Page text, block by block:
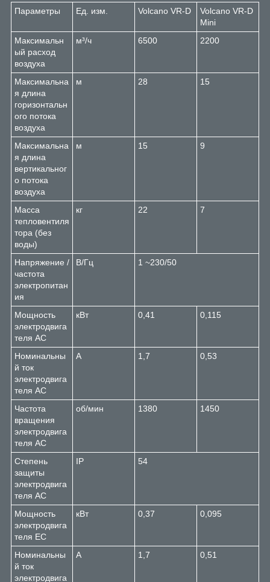
Параметры Ед. изм. Volcano VR-D
Volcano VR-D
Mini
Максимальн
ый расход
воздуха
м³/ч 6500 2200
Максимальна
я длина
горизонтальн
ого потока
воздуха
м 28 15
Максимальна
я длина
вертикальног
о потока
воздуха
м 15 9
Масса
тепловентиля
тора (без
воды)
кг 22 7
Напряжение /
частота
электропитан
ия
В/Гц 1 ~230/50
Мощность
электродвига
теля AC
кВт 0,41 0,115
Номинальны
й ток
электродвига
теля AC
A 1,7 0,53
Частота
вращения
электродвига
теля AC
об/мин 1380 1450
Степень
защиты
электродвига
теля AC
IP 54
Мощность
электродвига
теля EC
кВт 0,37 0,095
Номинальны
й ток
электродвига
A 1,7 0,51